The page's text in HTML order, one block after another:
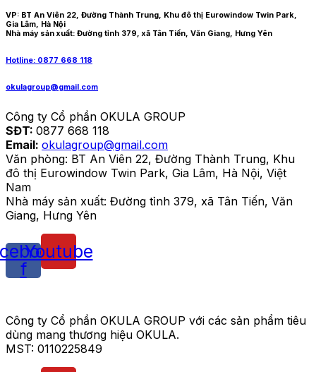
VP: BT An Viên 22, Đường Thành Trung, Khu đô thị Eurowindow Twin Park,
Gia Lâm, Hà Nội
Nhà máy sản xuất: Đường tỉnh 379, xã Tân Tiến, Văn Giang, Hưng Yên
Hotline: 0877 668 118
okulagroup@gmail.com
Công ty Cổ phần OKULA GROUP
SĐT: 0877 668 118
Email: okulagroup@gmail.com
Văn phòng: BT An Viên 22, Đường Thành Trung, Khu
đô thị Eurowindow Twin Park, Gia Lâm, Hà Nội, Việt
Nam
Nhà máy sản xuất: Đường tỉnh 379, xã Tân Tiến, Văn
Giang, Hưng Yên
f
Youtube
Công ty Cổ phần OKULA GROUP với các sản phẩm tiêu
dùng mang thương hiệu OKULA.
MST: 0110225849